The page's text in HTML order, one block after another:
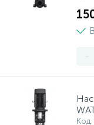
-
Код